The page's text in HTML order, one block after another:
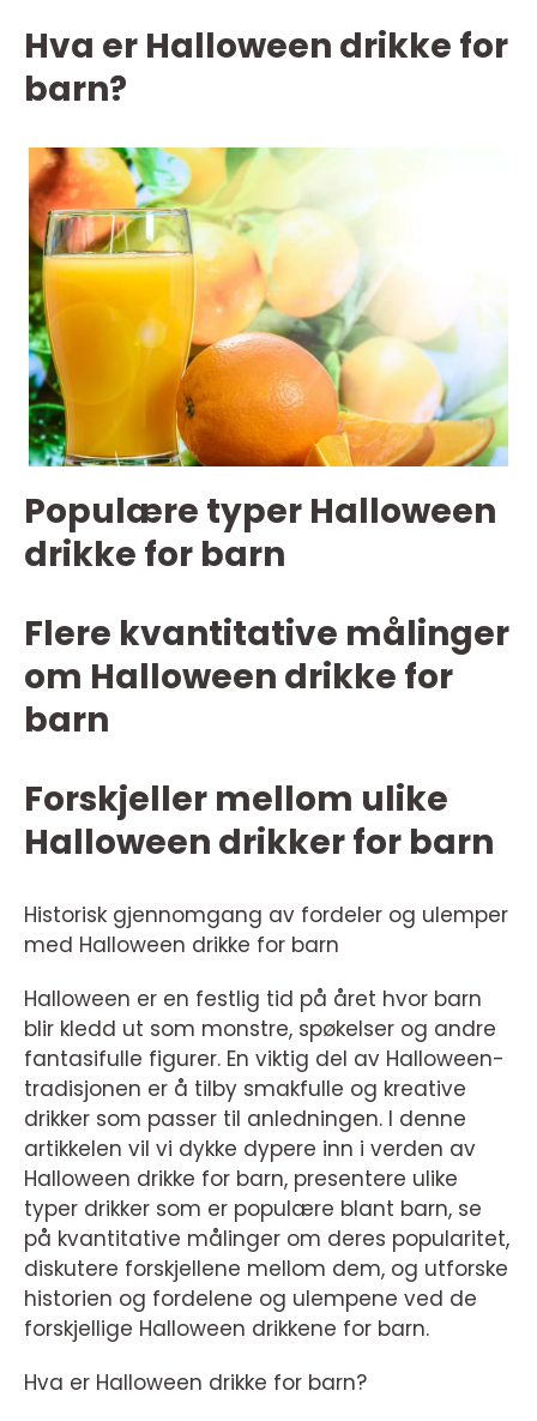
Hva er Halloween drikke for
barn?
Populære typer Halloween
drikke for barn
Flere kvantitative målinger
om Halloween drikke for
barn
Forskjeller mellom ulike
Halloween drikker for barn
Historisk gjennomgang av fordeler og ulemper
med Halloween drikke for barn
Halloween er en festlig tid på året hvor barn
blir kledd ut som monstre, spøkelser og andre
fantasifulle figurer. En viktig del av Halloween-
tradisjonen er å tilby smakfulle og kreative
drikker som passer til anledningen. I denne
artikkelen vil vi dykke dypere inn i verden av
Halloween drikke for barn, presentere ulike
typer drikker som er populære blant barn, se
på kvantitative målinger om deres popularitet,
diskutere forskjellene mellom dem, og utforske
historien og fordelene og ulempene ved de
forskjellige Halloween drikkene for barn.
Hva er Halloween drikke for barn?